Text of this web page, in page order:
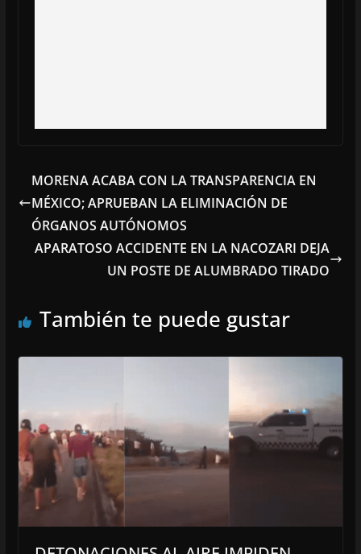
MORENA ACABA CON LA TRANSPARENCIA EN
MÉXICO; APRUEBAN LA ELIMINACIÓN DE
ÓRGANOS AUTÓNOMOS
APARATOSO ACCIDENTE EN LA NACOZARI DEJA
UN POSTE DE ALUMBRADO TIRADO
También te puede gustar